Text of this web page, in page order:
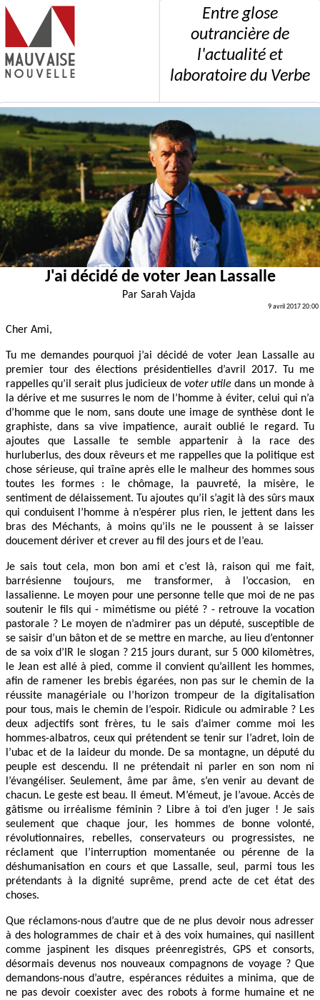
Entre glose
outrancière de
l'actualité et
laboratoire du Verbe
J'ai décidé de voter Jean Lassalle
Par Sarah Vajda
9 avril 2017 20:00
Cher Ami,
Tu me demandes pourquoi j’ai décidé de voter Jean Lassalle au
premier tour des élections présidentielles d’avril 2017. Tu me
rappelles qu’il serait plus judicieux devoter utile dans un monde à
la dérive et me susurres le nom de l’homme à éviter, celui qui n’a
d’homme que le nom, sans doute une image de synthèse dont le
graphiste, dans sa vive impatience, aurait oublié le regard. Tu
ajoutes que Lassalle te semble appartenir à la race des
hurluberlus, des doux rêveurs et me rappelles que la politique est
chose sérieuse, qui traîne après elle le malheur des hommes sous
toutes les formes : le chômage, la pauvreté, la misère, le
sentiment de délaissement. Tu ajoutes qu’il s’agit là des sûrs maux
qui conduisent l’homme à n’espérer plus rien, le jettent dans les
bras des Méchants, à moins qu’ils ne le poussent à se laisser
doucement dériver et crever au fil des jours et de l’eau.
Je sais tout cela, mon bon ami et c’est là, raison qui me fait,
barrésienne toujours, me transformer, à l’occasion, en
lassalienne. Le moyen pour une personne telle que moi de ne pas
soutenir le fils qui - mimétisme ou piété ? - retrouve la vocation
pastorale ? Le moyen de n’admirer pas un député, susceptible de
se saisir d’un bâton et de se mettre en marche, au lieu d’entonner
de sa voix d’IR le slogan ? 215 jours durant, sur 5 000 kilomètres,
le Jean est allé à pied, comme il convient qu’aillent les hommes,
afin de ramener les brebis égarées, non pas sur le chemin de la
réussite managériale ou l’horizon trompeur de la digitalisation
pour tous, mais le chemin de l’espoir. Ridicule ou admirable ? Les
deux adjectifs sont frères, tu le sais d’aimer comme moi les
hommes-albatros, ceux qui prétendent se tenir sur l’adret, loin de
l’ubac et de la laideur du monde. De sa montagne, un député du
peuple est descendu. Il ne prétendait ni parler en son nom ni
l’évangéliser. Seulement, âme par âme, s’en venir au devant de
chacun. Le geste est beau. Il émeut. M’émeut, je l’avoue. Accès de
gâtisme ou irréalisme féminin ? Libre à toi d’en juger ! Je sais
seulement que chaque jour, les hommes de bonne volonté,
révolutionnaires, rebelles, conservateurs ou progressistes, ne
réclament que l’interruption momentanée ou pérenne de la
déshumanisation en cours et que Lassalle, seul, parmi tous les
prétendants à la dignité suprême, prend acte de cet état des
choses.
Que réclamons-nous d’autre que de ne plus devoir nous adresser
à des hologrammes de chair et à des voix humaines, qui nasillent
comme jaspinent les disques préenregistrés, GPS et consorts,
désormais devenus nos nouveaux compagnons de voyage ? Que
demandons-nous d’autre, espérances réduites a minima, que de
ne pas devoir coexister avec des robots à forme humaine et ne